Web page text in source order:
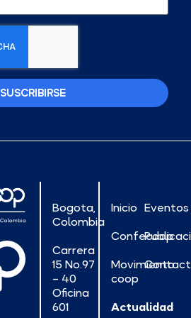
SUSCRIBIRSE
Bogota,
Colombia
Carrera
15 No.97
– 40
Oficina
601
Inicio
Confecoop
Movimiento
coop
Actualidad
Eventos